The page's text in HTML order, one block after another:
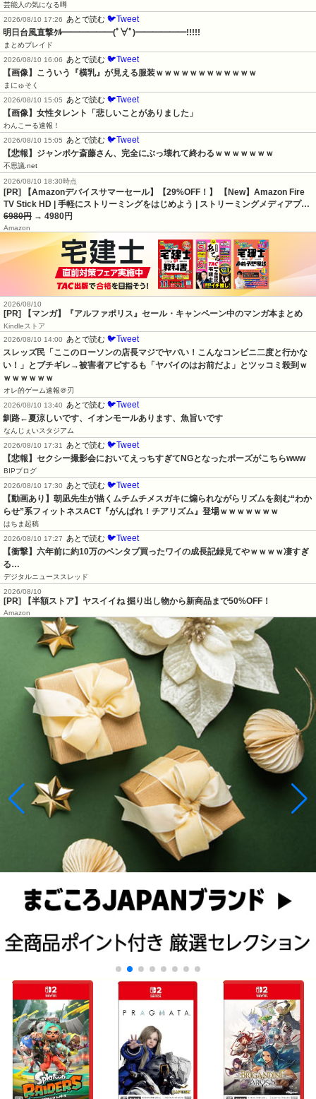
芸能人の気になる噂
2026/08/10 17:26
あとで読む 🐦Tweet
明日台風直撃ｸﾙ━━━━━━(ﾟ∀ﾟ)━━━━━━!!!!!
まとめブレイド
2026/08/10 16:06
あとで読む 🐦Tweet
【画像】こういう『横乳』が見える服装ｗｗｗｗｗｗｗｗｗｗｗｗ
まにゅそく
2026/08/10 15:05
あとで読む 🐦Tweet
【画像】女性タレント「悲しいことがありました」
わんこーる速報！
2026/08/10 15:05
あとで読む 🐦Tweet
【悲報】ジャンポケ斎藤さん、完全にぶっ壊れて終わるｗｗｗｗｗｗｗ
不思議.net
2026/08/10 18:30時点
[PR] 【Amazonデバイスサマーセール】【29%OFF！】 【New】Amazon Fire
TV Stick HD | 手軽にストリーミングをはじめよう | ストリーミングメディアプ…
6980円 → 4980円
Amazon
2026/08/10
[PR] 【マンガ】『アルファポリス』セール・キャンペーン中のマンガ本まとめ
Kindleストア
2026/08/10 14:00
あとで読む 🐦Tweet
スレッズ民「ここのローソンの店長マジでヤバい！こんなコンビニ二度と行かな
い！」とブチギレ→被害者アピするも「ヤバイのはお前だよ」とツッコミ殺到ｗ
ｗｗｗｗｗｗ
オレ的ゲーム速報＠刃
2026/08/10 13:40
あとで読む 🐦Tweet
釧路←夏涼しいです、イオンモールあります、魚旨いです
なんじぇいスタジアム
2026/08/10 17:31
あとで読む 🐦Tweet
【悲報】セクシー撮影会においてえっちすぎてNGとなったポーズがこちらwww
BIPブログ
2026/08/10 17:30
あとで読む 🐦Tweet
【動画あり】朝凪先生が描くムチムチメスガキに煽られながらリズムを刻む“わか
らせ”系フィットネスACT『がんばれ！チアリズム』登場ｗｗｗｗｗｗｗ
はちま起稿
2026/08/10 17:27
あとで読む 🐦Tweet
【衝撃】六年前に約10万のペンタブ買ったワイの成長記録見てやｗｗｗｗ凄すぎ
る…
デジタルニューススレッド
2026/08/10
[PR] 【半額ストア】ヤスイイね 掘り出し物から新商品まで50%OFF！
Amazon